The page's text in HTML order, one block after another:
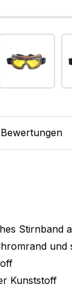
Bewertungen
Stirnband
und
Kunststoff